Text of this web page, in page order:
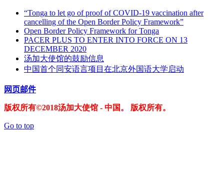
“Tonga to let go of proof of COVID-19 vaccination after
cancelling of the Open Border Policy Framework”
Open Border Policy Framework for Tonga
PACER PLUS TO ENTER INTO FORCE ON 13
DECEMBER 2020
汤加大使馆的鼓励信息
中国首个同安语言项目在北京外国语大学启动
网页邮件
版权所有©2018汤加大使馆 - 中国。 版权所有。
Go to top